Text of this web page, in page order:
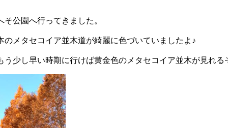
公園へ行ってきました。
のメタセコイア並木道が綺麗に色づいていましたよ♪
う少し早い時期に行けば黄金色のメタセコイア並木が見れる